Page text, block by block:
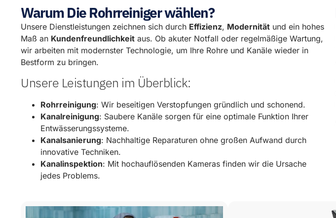
Warum Die Rohrreiniger wählen?
Unsere Dienstleistungen zeichnen sich durch Effizienz, Modernität und ein hohes
Maß an Kundenfreundlichkeit aus. Ob akuter Notfall oder regelmäßige Wartung,
wir arbeiten mit modernster Technologie, um Ihre Rohre und Kanäle wieder in
Bestform zu bringen.
Unsere Leistungen im Überblick:
Rohrreinigung: Wir beseitigen Verstopfungen gründlich und schonend.
Kanalreinigung: Saubere Kanäle sorgen für eine optimale Funktion Ihrer
Entwässerungssysteme.
Kanalsanierung: Nachhaltige Reparaturen ohne großen Aufwand durch
innovative Techniken.
Kanalinspektion: Mit hochauflösenden Kameras finden wir die Ursache
jedes Problems.